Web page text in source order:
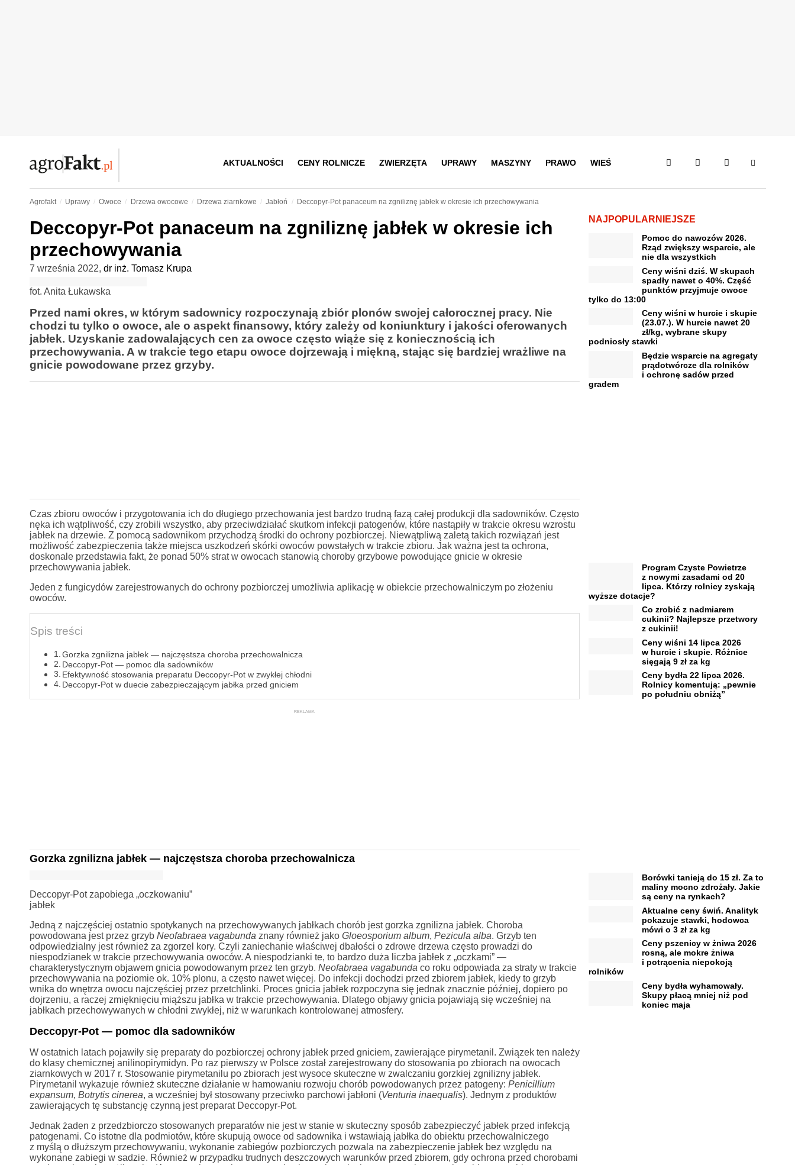
AKTUALNOŚCI CENY ROLNICZE ZWIERZĘTA UPRAWY MASZYNY PRAWO WIEŚ
Agrofakt Uprawy Owoce Drzewa owocowe Drzewa ziarnkowe Jabłoń Deccopyr-Pot panaceum na zgniliznę jabłek w okresie ich przechowywania
Deccopyr-Pot panaceum na zgniliznę jabłek w okresie ich
przechowywania
7 września 2022, dr inż. Tomasz Krupa
fot. Anita Łukawska
Przed nami okres, w którym sadownicy rozpoczynają zbiór plonów swojej całorocznej pracy. Nie
chodzi tu tylko o owoce, ale o aspekt finansowy, który zależy od koniunktury i jakości oferowanych
jabłek. Uzyskanie zadowalających cen za owoce często wiąże się z koniecznością ich
przechowywania. A w trakcie tego etapu owoce dojrzewają i miękną, stając się bardziej wrażliwe na
gnicie powodowane przez grzyby.
Czas zbioru owoców i przygotowania ich do długiego przechowania jest bardzo trudną fazą całej produkcji dla sadowników. Często
nęka ich wątpliwość, czy zrobili wszystko, aby przeciwdziałać skutkom infekcji patogenów, które nastąpiły w trakcie okresu wzrostu
jabłek na drzewie. Z pomocą sadownikom przychodzą środki do ochrony pozbiorczej. Niewątpliwą zaletą takich rozwiązań jest
możliwość zabezpieczenia także miejsca uszkodzeń skórki owoców powstałych w trakcie zbioru. Jak ważna jest ta ochrona,
doskonale przedstawia fakt, że ponad 50% strat w owocach stanowią choroby grzybowe powodujące gnicie w okresie
przechowywania jabłek.
Jeden z fungicydów zarejestrowanych do ochrony pozbiorczej umożliwia aplikację w obiekcie przechowalniczym po złożeniu
owoców.
Spis treści
Gorzka zgnilizna jabłek — najczęstsza choroba przechowalnicza
Deccopyr-Pot — pomoc dla sadowników
Efektywność stosowania preparatu Deccopyr-Pot w zwykłej chłodni
Deccopyr-Pot w duecie zabezpieczającym jabłka przed gniciem
REKLAMA
Gorzka zgnilizna jabłek — najczęstsza choroba przechowalnicza
Deccopyr-Pot zapobiega „oczkowaniu”
jabłek
Jedną z najczęściej ostatnio spotykanych na przechowywanych jabłkach chorób jest gorzka zgnilizna jabłek. Choroba
powodowana jest przez grzyb Neofabraea vagabunda znany również jako Gloeosporium album, Pezicula alba. Grzyb ten
odpowiedzialny jest również za zgorzel kory. Czyli zaniechanie właściwej dbałości o zdrowe drzewa często prowadzi do
niespodzianek w trakcie przechowywania owoców. A niespodzianki te, to bardzo duża liczba jabłek z „oczkami” —
charakterystycznym objawem gnicia powodowanym przez ten grzyb. Neofabraea vagabunda co roku odpowiada za straty w trakcie
przechowywania na poziomie ok. 10% plonu, a często nawet więcej. Do infekcji dochodzi przed zbiorem jabłek, kiedy to grzyb
wnika do wnętrza owocu najczęściej przez przetchlinki. Proces gnicia jabłek rozpoczyna się jednak znacznie później, dopiero po
dojrzeniu, a raczej zmięknięciu miąższu jabłka w trakcie przechowywania. Dlatego objawy gnicia pojawiają się wcześniej na
jabłkach przechowywanych w chłodni zwykłej, niż w warunkach kontrolowanej atmosfery.
Deccopyr-Pot — pomoc dla sadowników
W ostatnich latach pojawiły się preparaty do pozbiorczej ochrony jabłek przed gniciem, zawierające pirymetanil. Związek ten należy
do klasy chemicznej anilinopirymidyn. Po raz pierwszy w Polsce został zarejestrowany do stosowania po zbiorach na owocach
ziarnkowych w 2017 r. Stosowanie pirymetanilu po zbiorach jest wysoce skuteczne w zwalczaniu gorzkiej zgnilizny jabłek.
Pirymetanil wykazuje również skuteczne działanie w hamowaniu rozwoju chorób powodowanych przez patogeny: Penicillium
expansum, Botrytis cinerea, a wcześniej był stosowany przeciwko parchowi jabłoni (Venturia inaequalis). Jednym z produktów
zawierających tę substancję czynną jest preparat Deccopyr-Pot.
Jednak żaden z przedzbiorczo stosowanych preparatów nie jest w stanie w skuteczny sposób zabezpieczyć jabłek przed infekcją
patogenami. Co istotne dla podmiotów, które skupują owoce od sadownika i wstawiają jabłka do obiektu przechowalniczego
z myślą o dłuższym przechowywaniu, wykonanie zabiegów pozbiorczych pozwala na zabezpieczenie jabłek bez względu na
wykonane zabiegi w sadzie. Również w przypadku trudnych deszczowych warunków przed zbiorem, gdy ochrona przed chorobami
NAJPOPULARNIEJSZE
Pomoc do nawozów 2026.
Rząd zwiększy wsparcie, ale
nie dla wszystkich
Ceny wiśni dziś. W skupach
spadły nawet o 40%. Część
punktów przyjmuje owoce
tylko do 13:00
Ceny wiśni w hurcie i skupie
(23.07.). W hurcie nawet 20
zł/kg, wybrane skupy
podniosły stawki
Będzie wsparcie na agregaty
prądotwórcze dla rolników
i ochronę sadów przed
gradem
Program Czyste Powietrze
z nowymi zasadami od 20
lipca. Którzy rolnicy zyskają
wyższe dotacje?
Co zrobić z nadmiarem
cukinii? Najlepsze przetwory
z cukinii!
Ceny wiśni 14 lipca 2026
w hurcie i skupie. Różnice
sięgają 9 zł za kg
Ceny bydła 22 lipca 2026.
Rolnicy komentują: „pewnie
po południu obniżą”
Borówki tanieją do 15 zł. Za to
maliny mocno zdrożały. Jakie
są ceny na rynkach?
Aktualne ceny świń. Analityk
pokazuje stawki, hodowca
mówi o 3 zł za kg
Ceny pszenicy w żniwa 2026
rosną, ale mokre żniwa
i potrącenia niepokoją
rolników
Ceny bydła wyhamowały.
Skupy płacą mniej niż pod
koniec maja